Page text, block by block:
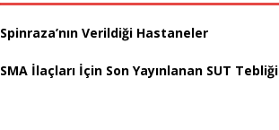
Spinraza’nın Verildiği Hastaneler
SMA İlaçları İçin Son Yayınlanan SUT Tebliği